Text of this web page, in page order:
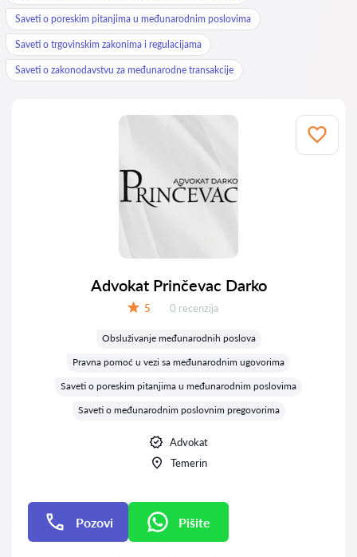
Saveti o poreskim pitanjima u međunarodnim poslovima
Saveti o trgovinskim zakonima i regulacijama
Saveti o zakonodavstvu za međunarodne transakcije
Advokat Prinčevac Darko
5 Recenzija:
0 recenzija
Obsluživanje međunarodnih poslova
Pravna pomoć u vezi sa međunarodnim ugovorima
Saveti o poreskim pitanjima u međunarodnim poslovima
Saveti o međunarodnim poslovnim pregovorima
Advokat
Temerin
Pozovi Pišite